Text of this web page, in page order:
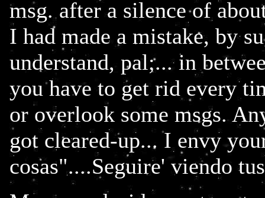
msg. after a silence of
I had made a mistake, by
understand, pal;... in
you have to get rid every
or overlook some msgs.
got cleared-up... I envy
cosas"....Seguire' viendo